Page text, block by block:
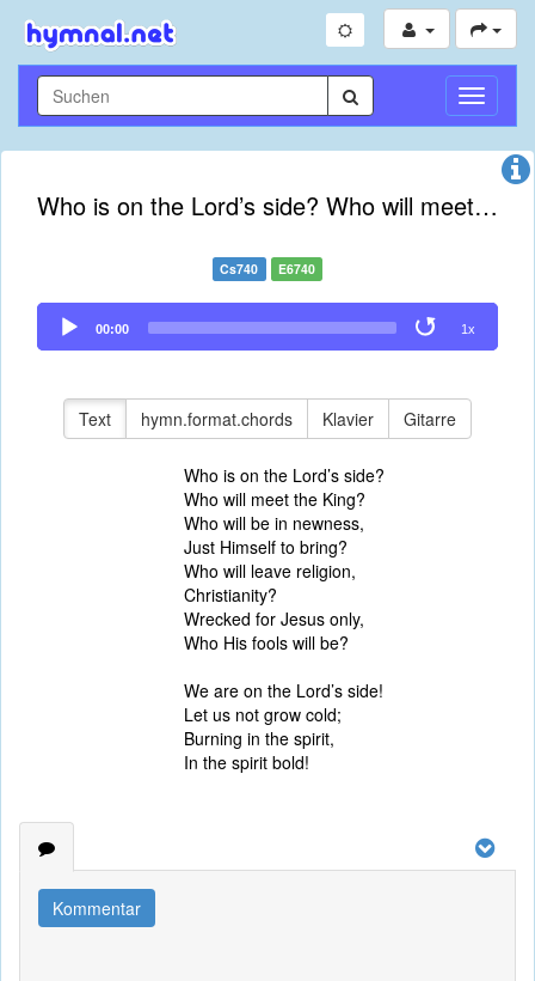
Who is on the Lord’s side? Who will meet the King?
Cs740 E6740
Audio
Player
00:00 1x
Text hymn.format.chords Klavier Gitarre
Who is on the Lord’s side?
Who will meet the King?
Who will be in newness,
Just Himself to bring?
Who will leave religion,
Christianity?
Wrecked for Jesus only,
Who His fools will be?
We are on the Lord’s side!
Let us not grow cold;
Burning in the spirit,
In the spirit bold!
Kommentar